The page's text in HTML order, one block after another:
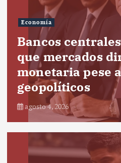
Economía
Bancos
que mercados
monetaria pese
geopolíticos
agosto 4, 2026